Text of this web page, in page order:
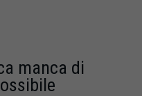
manca di